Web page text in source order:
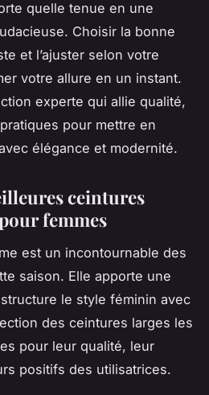
quelle tenue en une
Choisir la bonne
et l’ajuster selon votre
votre allure en un instant.
experte qui allie qualité,
pour mettre en
élégance et modernité.
ceintures
femmes
est un incontournable des
saison. Elle apporte une
le style féminin avec
des ceintures larges les
pour leur qualité, leur
positifs des utilisatrices.